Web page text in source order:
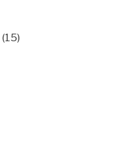
(15)